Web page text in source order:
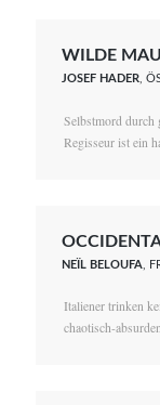
WILDE
JOSEF HADER,
Selbstmord durch
Regisseur ist ein
NEÏL BELOUFA ,
Italiener trinken
chaotisch-